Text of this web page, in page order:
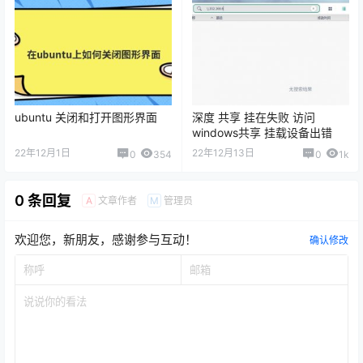
ubuntu 关闭和打开图形界面
22年12月1日 0 354
深度 共享 挂在失败 访问
windows共享 挂载设备出错
22年12月13日 0 1k
0 条回复 A 文章作者 M 管理员
欢迎您，新朋友，感谢参与互动！ 确认修改